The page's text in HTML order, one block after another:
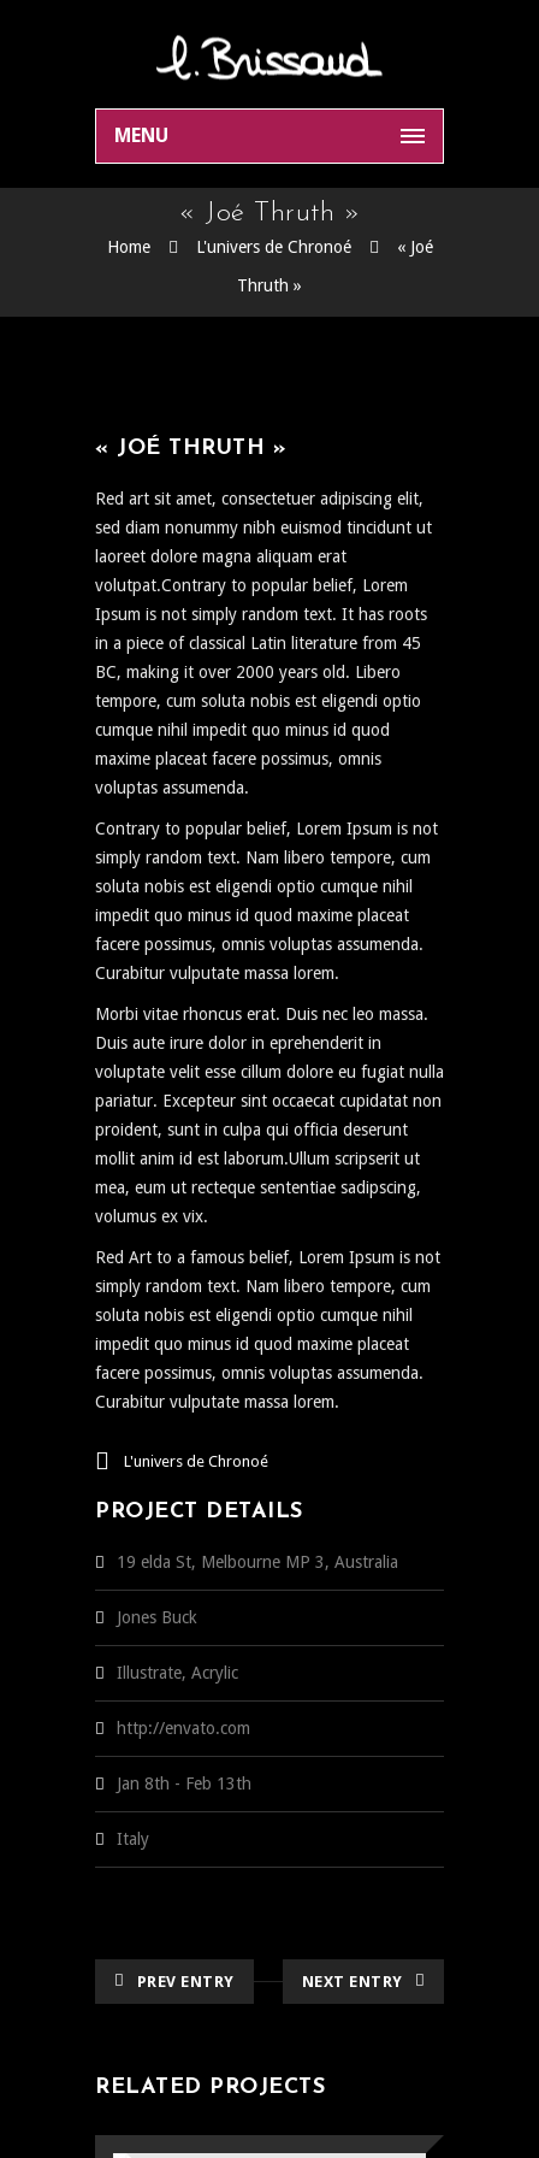
MENU
« Joé Thruth »
Home L'univers de Chronoé
« Joé
Thruth »
« JOÉ THRUTH »
Red art sit amet, consectetuer adipiscing elit,
sed diam nonummy nibh euismod tincidunt ut
laoreet dolore magna aliquam erat
volutpat.Contrary to popular belief, Lorem
Ipsum is not simply random text. It has roots
in a piece of classical Latin literature from 45
BC, making it over 2000 years old. Libero
tempore, cum soluta nobis est eligendi optio
cumque nihil impedit quo minus id quod
maxime placeat facere possimus, omnis
voluptas assumenda.
Contrary to popular belief, Lorem Ipsum is not
simply random text. Nam libero tempore, cum
soluta nobis est eligendi optio cumque nihil
impedit quo minus id quod maxime placeat
facere possimus, omnis voluptas assumenda.
Curabitur vulputate massa lorem.
Morbi vitae rhoncus erat. Duis nec leo massa.
Duis aute irure dolor in eprehenderit in
voluptate velit esse cillum dolore eu fugiat nulla
pariatur. Excepteur sint occaecat cupidatat non
proident, sunt in culpa qui officia deserunt
mollit anim id est laborum.Ullum scripserit ut
mea, eum ut recteque sententiae sadipscing,
volumus ex vix.
Red Art to a famous belief, Lorem Ipsum is not
simply random text. Nam libero tempore, cum
soluta nobis est eligendi optio cumque nihil
impedit quo minus id quod maxime placeat
facere possimus, omnis voluptas assumenda.
Curabitur vulputate massa lorem.
L'univers de Chronoé
PROJECT DETAILS
19 elda St, Melbourne MP 3, Australia
Jones Buck
Illustrate, Acrylic
http://envato.com
Jan 8th - Feb 13th
Italy
PREV ENTRY NEXT ENTRY
RELATED PROJECTS